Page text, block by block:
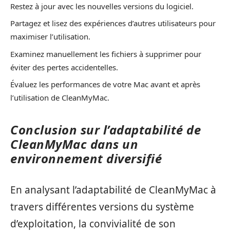
Restez à jour avec les nouvelles versions du logiciel.
Partagez et lisez des expériences d’autres utilisateurs pour
maximiser l’utilisation.
Examinez manuellement les fichiers à supprimer pour
éviter des pertes accidentelles.
Évaluez les performances de votre Mac avant et après
l’utilisation de CleanMyMac.
Conclusion sur l’adaptabilité de
CleanMyMac dans un
environnement diversifié
En analysant l’adaptabilité de CleanMyMac à
travers différentes versions du système
d’exploitation, la convivialité de son